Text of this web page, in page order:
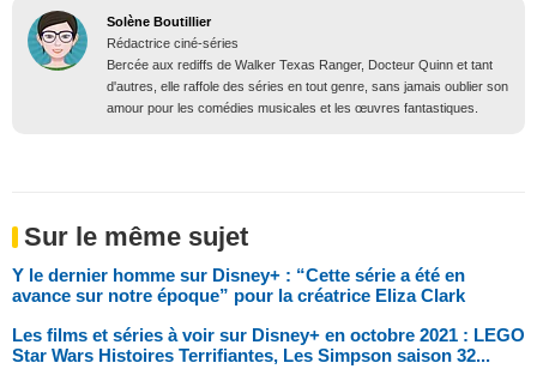
Solène Boutillier
Rédactrice ciné-séries
Bercée aux rediffs de Walker Texas Ranger, Docteur Quinn et tant
d'autres, elle raffole des séries en tout genre, sans jamais oublier son
amour pour les comédies musicales et les œuvres fantastiques.
Sur le même sujet
Y le dernier homme sur Disney+ : “Cette série a été en
avance sur notre époque” pour la créatrice Eliza Clark
Les films et séries à voir sur Disney+ en octobre 2021 : LEGO
Star Wars Histoires Terrifiantes, Les Simpson saison 32...